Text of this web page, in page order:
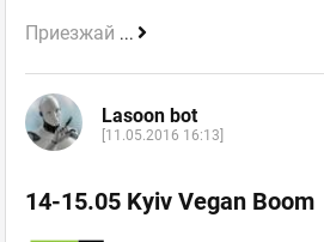
Приезжай ...
Lasoon bot
[11.05.2016 16:13]
14-15.05 Kyiv Vegan Boom